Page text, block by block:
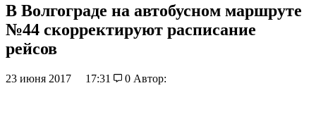
В Волгограде на автобусном маршруте
№44 скорректируют расписание
рейсов
23 июня 2017 17:31 0 Автор: